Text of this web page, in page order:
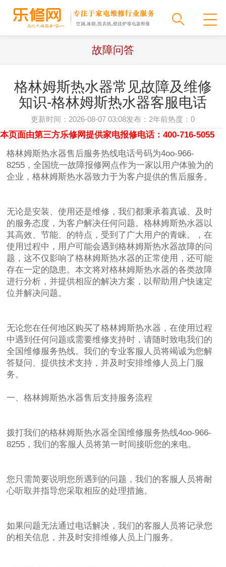
故障问答
格林姆斯热水器常见故障及维修
知识-格林姆斯热水器客服电话
更新时间：2026-08-07 03:08发布：2年前热度：0
本页面由第三方乐修网提供家电报修电话：400-716-5055
格林姆斯热水器售后服务热线电话号码为4oo-966-
8255，全国统一故障报修网点作为一家以用户体验为的
企业，格林姆斯热水器致力于为客户提供的售后服务。
无论是安装、使用还是维修，我们都秉承着真诚、及时
的服务态度，为客户解决任何问题。格林姆斯热水器以
其高效、节能、的特点，受到了广大用户的青睐。，在
使用过程中，用户可能会遇到格林姆斯热水器故障的问
题，这不仅影响了格林姆斯热水器的正常使用，还可能
存在一定的隐患。本文将对格林姆斯热水器的各类故障
进行分析，并提供相应的解决方案，以帮助用户快速定
位并解决问题。
无论您在任何地区购买了格林姆斯热水器，在使用过程
中遇到任何问题或需要维修支持时，请随时致电我们的
全国维修服务热线。我们的专业客服人员将竭诚为您解
答疑问、提供技术支持，并及时安排维修人员上门服
务。
一、格林姆斯热水器售后支持服务流程
拨打我们的格林姆斯热水器全国维修服务热线4oo-966-
8255，我们的客服人员将第一时间接听您的来电。
您只需简要说明您所遇到的问题，我们的客服人员将耐
心听取并指导您采取相应的处理措施。
如果问题无法通过电话解决，我们的客服人员将记录您
的相关信息，并及时安排维修人员上门服务。